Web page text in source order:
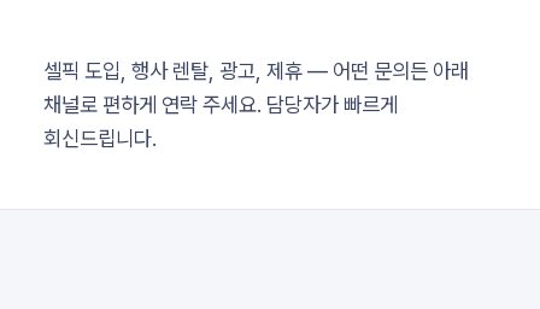
셀픽 도입, 행사 렌탈, 광고, 제휴 — 어떤 문의든 아래
채널로 편하게 연락 주세요. 담당자가 빠르게
회신드립니다.